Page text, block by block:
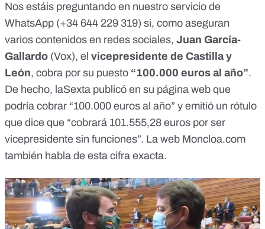
Nos estáis preguntando en nuestro servicio de
WhatsApp (+34 644 229 319) si, como aseguran
varios contenidos en redes sociales, Juan García-
Gallardo (Vox), el vicepresidente de Castilla y
León, cobra por su puesto “100.000 euros al año”.
De hecho, laSexta publicó en su página web que
podría cobrar “100.000 euros al año” y emitió un rótulo
que dice que “cobrará 101.555,28 euros por ser
vicepresidente sin funciones”. La web Moncloa.com
también habla de esta cifra exacta.